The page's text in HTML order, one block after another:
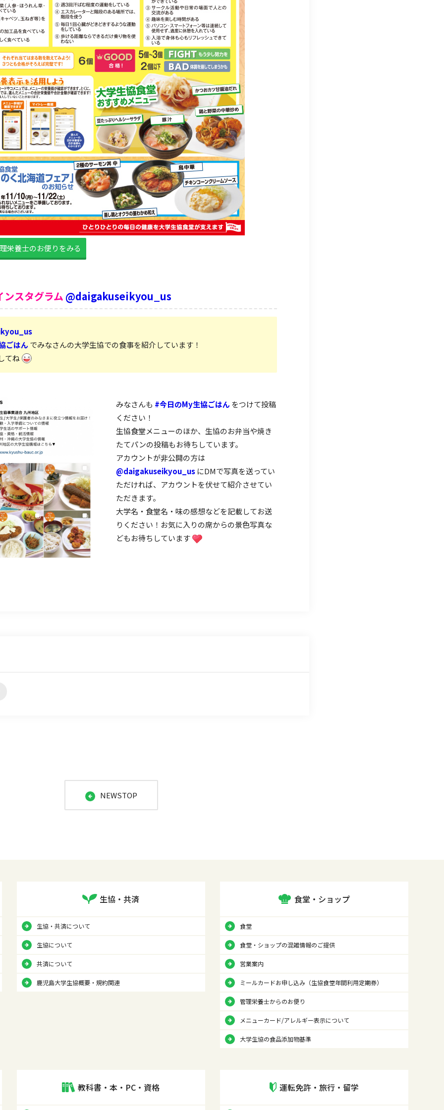
栄養士のお便りをみる
スタグラム @daigakuseikyou_us
ごはん でみなさんの大学生協での食事を紹介しています！
てね
みなさんも #今日のMy生協ごはん をつけて投稿
ください！
生協食堂メニューのほか、生協のお弁当や焼き
たてパンの投稿もお待ちしています。
アカウントが非公開の方は
@daigakuseikyou_us にDMで写真を送ってい
ただければ、アカウントを伏せて紹介させてい
ただきます。
大学名・食堂名・味の感想などを記載してお送
りください！お気に入りの席からの景色写真な
どもお待ちしています
できます
shareできます
NEWSTOP
生協・共済
生協・共済について
生協について
共済について
鹿児島大学生協概要・規約関連
食堂・ショップ
食堂
食堂・ショップの混雑情報のご提供
営業案内
ミールカードお申し込み（生協食堂年間利用定期券）
管理栄養士からのお便り
メニューカード/アレルギー表示について
大学生協の食品添加物基準
教科書・本・PC・資格 運転免許・旅行・留学